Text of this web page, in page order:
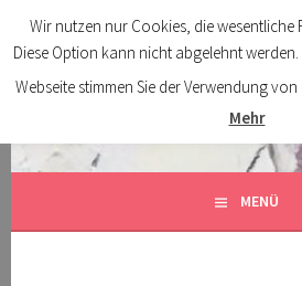
MENÜ
Wir nutzen nur Cookies, die
Diese Option kann nicht abgelehnt
Webseite stimmen Sie der Verwendung
Mehr